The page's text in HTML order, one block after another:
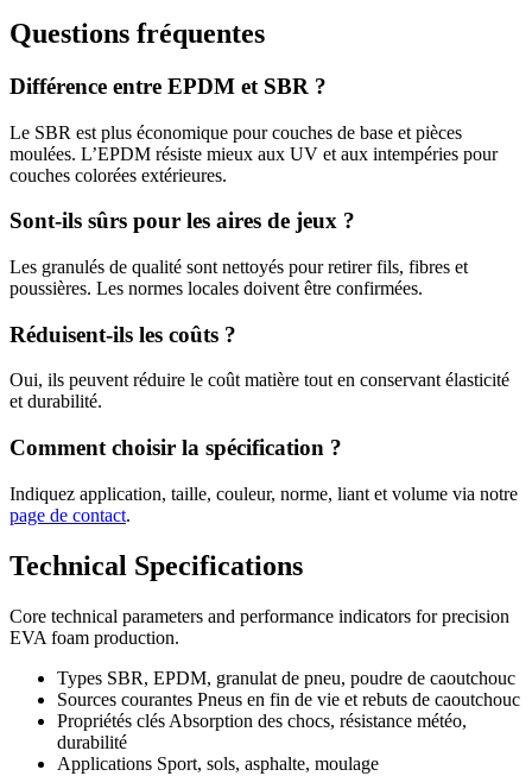
Questions fréquentes
Différence entre EPDM et SBR ?
Le SBR est plus économique pour couches de base et pièces
moulées. L’EPDM résiste mieux aux UV et aux intempéries pour
couches colorées extérieures.
Sont-ils sûrs pour les aires de jeux ?
Les granulés de qualité sont nettoyés pour retirer fils, fibres et
poussières. Les normes locales doivent être confirmées.
Réduisent-ils les coûts ?
Oui, ils peuvent réduire le coût matière tout en conservant élasticité
et durabilité.
Comment choisir la spécification ?
Indiquez application, taille, couleur, norme, liant et volume via notre
page de contact.
Technical Specifications
Core technical parameters and performance indicators for precision
EVA foam production.
Types SBR, EPDM, granulat de pneu, poudre de caoutchouc
Sources courantes Pneus en fin de vie et rebuts de caoutchouc
Propriétés clés Absorption des chocs, résistance météo,
durabilité
Applications Sport, sols, asphalte, moulage